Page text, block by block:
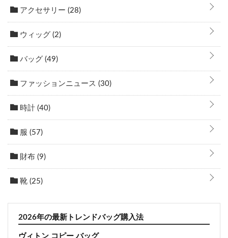
アクセサリー (28)
ウィッグ (2)
バッグ (49)
ファッションニュース (30)
時計 (40)
服 (57)
財布 (9)
靴 (25)
2026年の最新トレンドバッグ購入法
ヴィトン コピー バッグ